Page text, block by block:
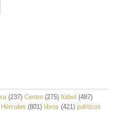
(237) Centro (275) fútbol (487)
Hércules (801) libros (421) políticos